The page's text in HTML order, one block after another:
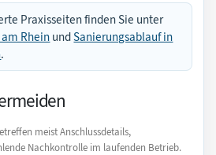
Praxisseiten finden Sie unter
Rhein undSanierungsablauf in
.
meist Anschlussdetails,
Nachkontrolle im laufenden Betrieb.